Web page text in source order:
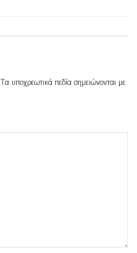
Τα υποχρεωτικά πεδία σημειώνονται με